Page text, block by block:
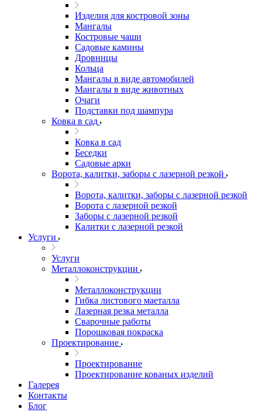
Изделия для костровой зоны
Мангалы
Костровые чаши
Садовые камины
Дровницы
Кольца
Мангалы в виде автомобилей
Мангалы в виде животных
Очаги
Подставки под шампура
Ковка в сад
Ковка в сад
Беседки
Садовые арки
Ворота, калитки, заборы с лазерной резкой
Ворота, калитки, заборы с лазерной резкой
Ворота с лазерной резкой
Заборы с лазерной резкой
Калитки с лазерной резкой
Услуги
Услуги
Металлоконструкции
Металлоконструкции
Гибка листового маеталла
Лазерная резка металла
Сварочные работы
Порошковая покраска
Проектирование
Проектирование
Проектирование кованых изделий
Галерея
Контакты
Блог